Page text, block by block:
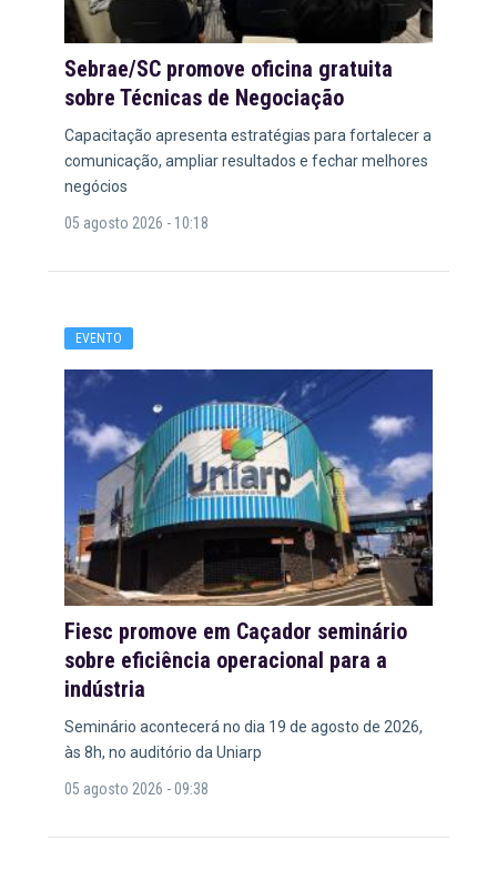
Sebrae/SC promove oficina gratuita
sobre Técnicas de Negociação
Capacitação apresenta estratégias para fortalecer a
comunicação, ampliar resultados e fechar melhores
negócios
05 agosto 2026 - 10:18
EVENTO
Fiesc promove em Caçador seminário
sobre eficiência operacional para a
indústria
Seminário acontecerá no dia 19 de agosto de 2026,
às 8h, no auditório da Uniarp
05 agosto 2026 - 09:38